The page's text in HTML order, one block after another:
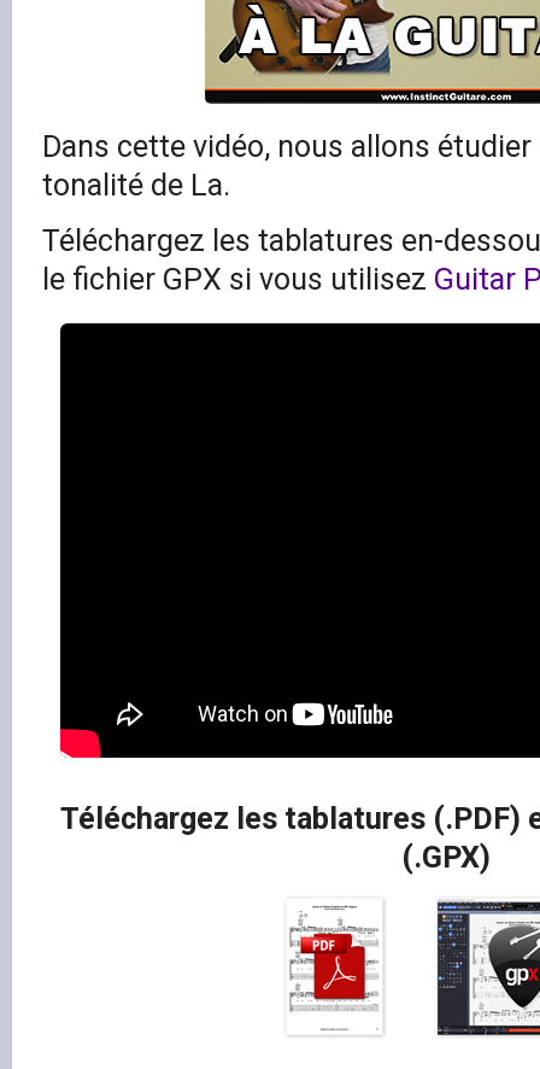
Dans cette vidéo, nous allons
tonalité de La.
Téléchargez les tablatures en-
le fichier GPX si vous utilisez Guitar
Téléchargez les tablatures
(.GPX)